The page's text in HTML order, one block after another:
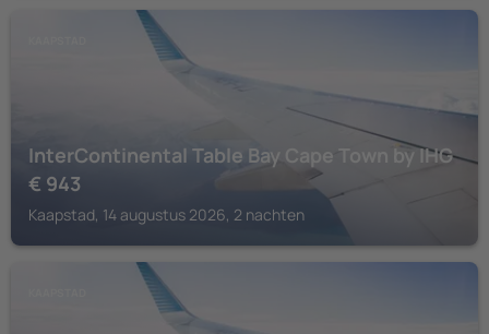
InterContinental Table Bay Cape Town by IHG
€ 943
Kaapstad, 14 augustus 2026, 2 nachten